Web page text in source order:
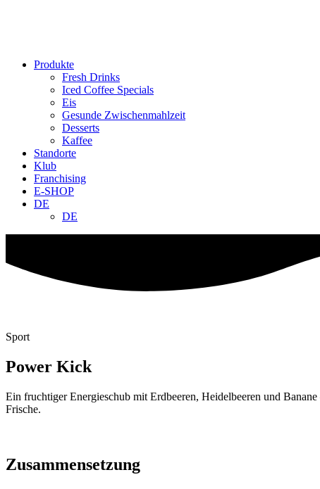
Produkte
Fresh Drinks
Iced Coffee Specials
Eis
Gesunde Zwischenmahlzeit
Desserts
Kaffee
Standorte
Klub
Franchising
E-SHOP
DE
DE
Sport
Power Kick
Ein fruchtiger Energieschub mit Erdbeeren, Heidelbeeren und
Frische.
Zusammensetzung